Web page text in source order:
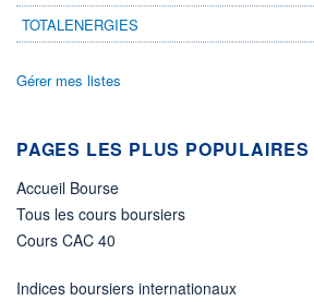
DERNIER
ÉCHANGE
28.04.26 / 21:58:34
ÉLIGIBILITÉ
Non éligible
+ PORTEFEUILLE
TOTALENERGIES
Gérer mes listes
PAGES LES PLUS POPULAIRES
Accueil Bourse
Tous les cours boursiers
Cours CAC 40
Indices boursiers internationaux